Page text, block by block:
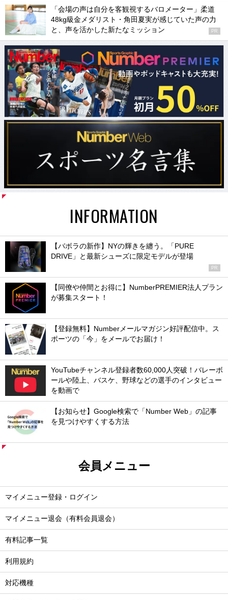
「会場の声は自分を客観視するバロメーター」柔道
48kg級金メダリスト・角田夏実が感じていた声の力
と、声を活かした新たなミッション
PR
INFORMATION
【バボラの新作】NYの輝きを纏う。「PURE
DRIVE」と最新シューズに限定モデルが登場
PR
【同僚や仲間とお得に】NumberPREMIER法人プラン
が募集スタート！
【登録無料】Numberメールマガジン好評配信中。ス
ポーツの「今」をメールでお届け！
YouTubeチャンネル登録者数60,000人突破！バレーボ
ールや陸上、バスケ、野球などの選手のインタビュー
を動画で
【お知らせ】Google検索で「Number Web」の記事
を見つけやすくする方法
会員メニュー
マイメニュー登録・ログイン
マイメニュー退会（有料会員退会）
有料記事一覧
利用規約
対応機種